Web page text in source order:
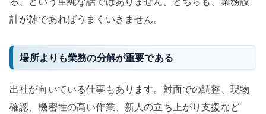
考
え
の
計が雑であればうまくいきません。
場所よりも業務の分解が重要である
出社が向いている仕事もあります。対面での調整、現物
確認、機密性の高い作業、新人の立ち上がり支援など